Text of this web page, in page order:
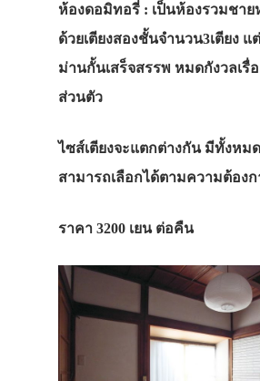
ห้องดอมิทอรี่ : เป็นห้องรวมชา
ด้วยเตียงสองชั้นจำนวน3เตียง แ
ม่านกั้นเสร็จสรรพ หมดกังวลเรื่
ส่วนตัว
ไซส์เตียงจะแตกต่างกัน มีทั้งหม
สามารถเลือกได้ตามความต้องก
ราคา 3200 เยน ต่อคืน